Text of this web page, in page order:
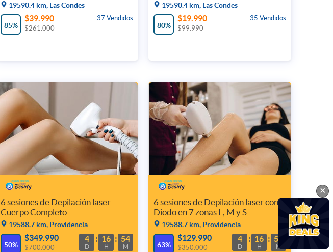
19590.4 km, Las Condes
85%
37 Vendidos
$39.990
$261.000
19590.4 km, Las Condes
80%
35 Vendidos
$19.990
$99.990
6 sesiones de Depilación laser
Cuerpo Completo
19588.7 km, Providencia
50%
4
D
16
H
54
M
$349.990
$700.000
6 sesiones de Depilación laser con
Diodo en 7 zonas L, M y S
19588.7 km, Providencia
63%
4
D
16
H
54
M
$129.990
$350.000
×